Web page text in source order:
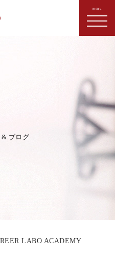
& ブログ
LABO ACADEMY